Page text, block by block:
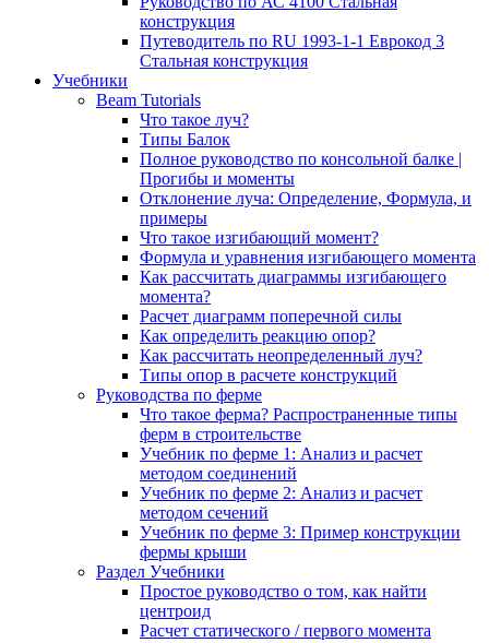
конструкция
Путеводитель по RU 1993-1-1 Еврокод 3
Стальная конструкция
Учебники
Beam Tutorials
Что такое луч?
Типы Балок
Полное руководство по консольной балке |
Прогибы и моменты
Отклонение луча: Определение, Формула, и
примеры
Что такое изгибающий момент?
Формула и уравнения изгибающего момента
Как рассчитать диаграммы изгибающего
момента?
Расчет диаграмм поперечной силы
Как определить реакцию опор?
Как рассчитать неопределенный луч?
Типы опор в расчете конструкций
Руководства по ферме
Что такое ферма? Распространенные типы
ферм в строительстве
Учебник по ферме 1: Анализ и расчет
методом соединений
Учебник по ферме 2: Анализ и расчет
методом сечений
Учебник по ферме 3: Пример конструкции
фермы крыши
Раздел Учебники
Простое руководство о том, как найти
центроид
Расчет статического / первого момента